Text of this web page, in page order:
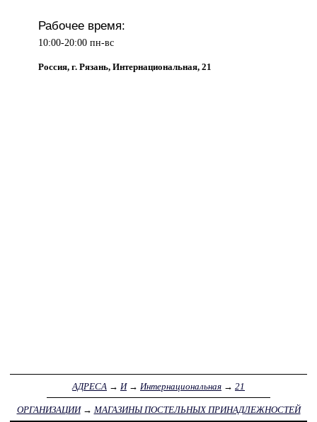
Рабочее время:
10:00-20:00 пн-вс
Россия, г. Рязань, Интернациональная, 21
АДРЕСА → И→ Интернациональная → 21
ОРГАНИЗАЦИИ→ МАГАЗИНЫ ПОСТЕЛЬНЫХ ПРИНАДЛЕЖНОСТЕЙ